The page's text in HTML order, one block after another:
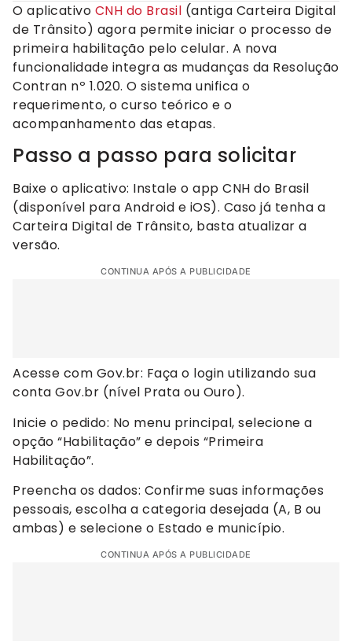
O aplicativo CNH do Brasil (antiga Carteira Digital
de Trânsito) agora permite iniciar o processo de
primeira habilitação pelo celular. A nova
funcionalidade integra as mudanças da Resolução
Contran nº 1.020. O sistema unifica o
requerimento, o curso teórico e o
acompanhamento das etapas.
Passo a passo para solicitar
Baixe o aplicativo: Instale o app CNH do Brasil
(disponível para Android e iOS). Caso já tenha a
Carteira Digital de Trânsito, basta atualizar a
versão.
CONTINUA APÓS A PUBLICIDADE
Acesse com Gov.br: Faça o login utilizando sua
conta Gov.br (nível Prata ou Ouro).
Inicie o pedido: No menu principal, selecione a
opção “Habilitação” e depois “Primeira
Habilitação”.
Preencha os dados: Confirme suas informações
pessoais, escolha a categoria desejada (A, B ou
ambas) e selecione o Estado e município.
CONTINUA APÓS A PUBLICIDADE